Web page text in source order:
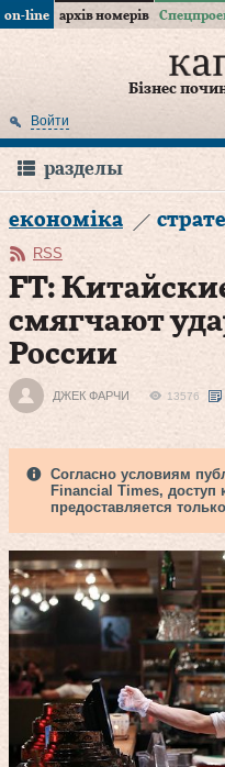
on-line архів номерів
Бізнес
Войти
разделы
економіка
RSS
FT:
смягчают
России
ДЖЕК ФАРЧИ 13576
Согласно условиям
Financial Times, доступ
предоставляется